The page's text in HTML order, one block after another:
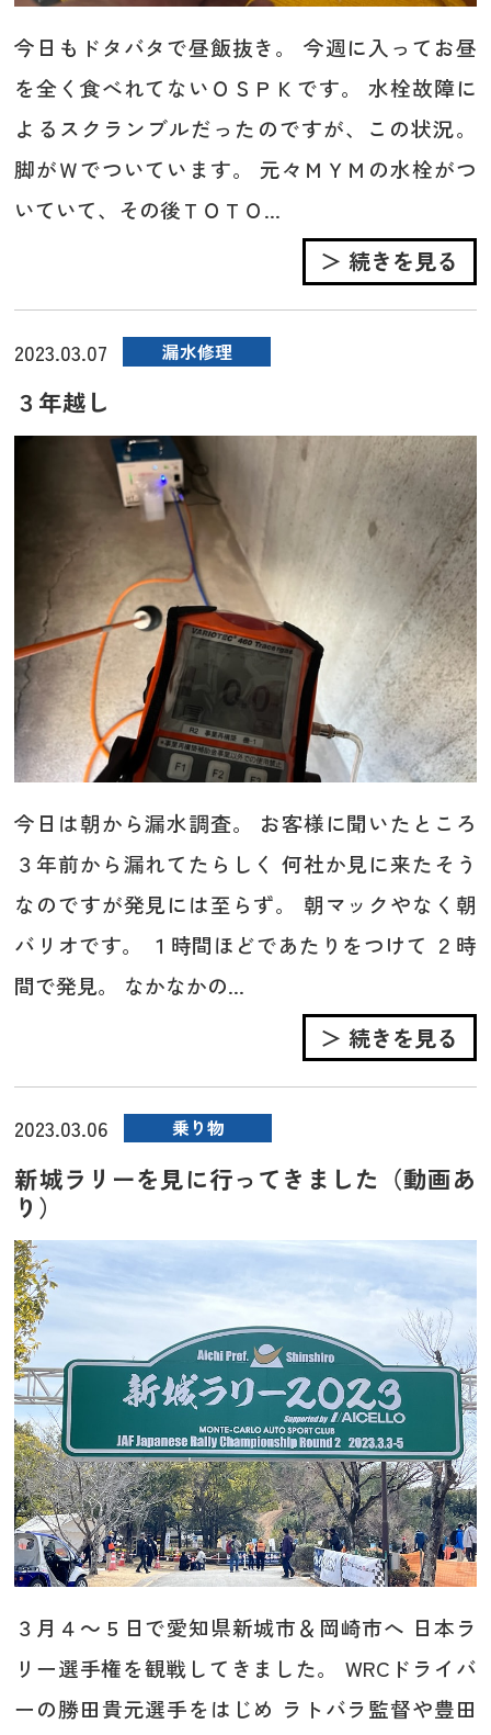
今日もドタバタで昼飯抜き。 今週に入ってお昼
を全く食べれてないＯＳＰＫです。 水栓故障に
よるスクランブルだったのですが、この状況。
脚がＷでついています。 元々ＭＹＭの水栓がつ
いていて、その後ＴＯＴＯ...
＞ 続きを見る
2023.03.07 漏水修理
３年越し
今日は朝から漏水調査。 お客様に聞いたところ
３年前から漏れてたらしく 何社か見に来たそう
なのですが発見には至らず。 朝マックやなく朝
バリオです。 １時間ほどであたりをつけて ２時
間で発見。 なかなかの...
＞ 続きを見る
2023.03.06 乗り物
新城ラリーを見に行ってきました（動画あ
り）
３月４～５日で愛知県新城市＆岡崎市へ 日本ラ
リー選手権を観戦してきました。 WRCドライバ
ーの勝田貴元選手をはじめ ラトバラ監督や豊田